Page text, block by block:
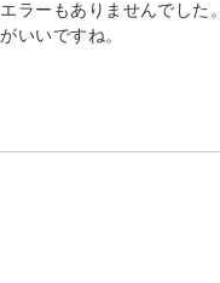
ラーもありませんでした。
いいですね。